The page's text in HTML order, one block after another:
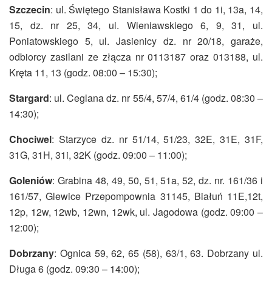
Szczecin: ul. Świętego Stanisława Kostki 1 do 1i, 13a, 14,
15, dz. nr 25, 34, ul. Wieniawskiego 6, 9, 31, ul.
Poniatowskiego 5, ul. Jasienicy dz. nr 20/18, garaże,
odbiorcy zasilani ze złącza nr 0113187 oraz 013188, ul.
Kręta 11, 13 (godz. 08:00 – 15:30);
Stargard: ul. Ceglana dz. nr 55/4, 57/4, 61/4 (godz. 08:30 –
14:30);
Chociwel: Starzyce dz. nr 51/14, 51/23, 32E, 31E, 31F,
31G, 31H, 31i, 32K (godz. 09:00 – 11:00);
Goleniów: Grabina 48, 49, 50, 51, 51a, 52, dz. nr. 161/36 i
161/57, Glewice Przepompownia 31145, Białuń 11E,12t,
12p, 12w, 12wb, 12wn, 12wk, ul. Jagodowa (godz. 09:00 –
12:00);
Dobrzany: Ognica 59, 62, 65 (58), 63/1, 63. Dobrzany ul.
Długa 6 (godz. 09:30 – 14:00);